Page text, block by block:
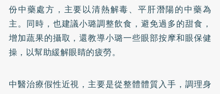
份中藥處方，主要以清熱解毒、平肝潛陽的中藥為
主。同時，也建議小璐調整飲食，避免過多的甜食，
增加蔬果的攝取，還教導小璐一些眼部按摩和眼保健
操，以幫助緩解眼睛的疲勞。
中醫治療假性近視，主要是從整體體質入手，調理身